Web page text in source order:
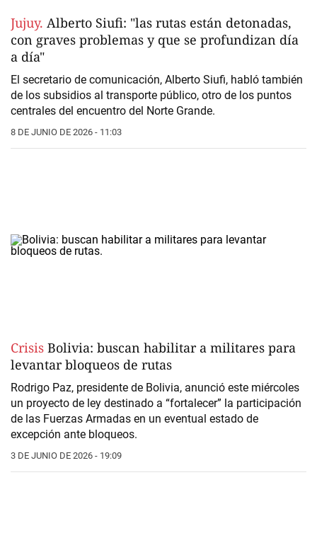
Jujuy. Alberto Siufi: "las rutas están detonadas,
con graves problemas y que se profundizan día
a día"
El secretario de comunicación, Alberto Siufi, habló también
de los subsidios al transporte público, otro de los puntos
centrales del encuentro del Norte Grande.
8 DE JUNIO DE 2026 - 11:03
Crisis Bolivia: buscan habilitar a militares para
levantar bloqueos de rutas
Rodrigo Paz, presidente de Bolivia, anunció este miércoles
un proyecto de ley destinado a “fortalecer” la participación
de las Fuerzas Armadas en un eventual estado de
excepción ante bloqueos.
3 DE JUNIO DE 2026 - 19:09